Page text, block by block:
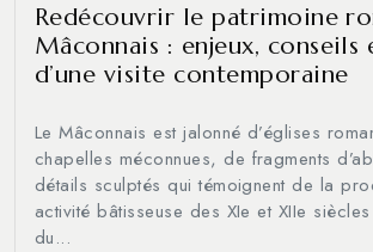
Redécouvrir le patrimoine
Mâconnais : enjeux, conseils
d’une visite contemporaine
Le Mâconnais est jalonné d’églises
chapelles méconnues, de fragments
détails sculptés qui témoignent de la
activité bâtisseuse des XIe et XIIe
du...